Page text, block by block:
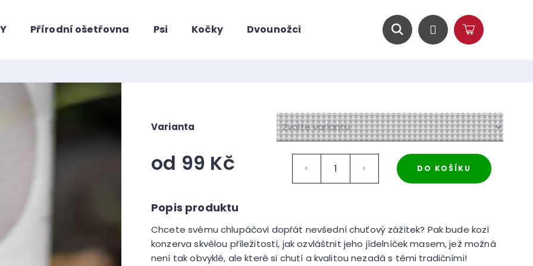
Přírodní ošetřovna Psi Kočky Dvounožci Magazín
HledatPřihlášeníNákupní
Chcete svému chlupáčovi dopřát nevšední chuťový zážitek? Pak bude kozí
konzerva skvělou příležitostí, jak ozvláštnit jeho jídelníček masem, jež možná
není tak obvyklé, ale které si chutí a kvalitou nezadá s těmi tradičními!
Varianta
od 99 Kč DO KOŠÍKU